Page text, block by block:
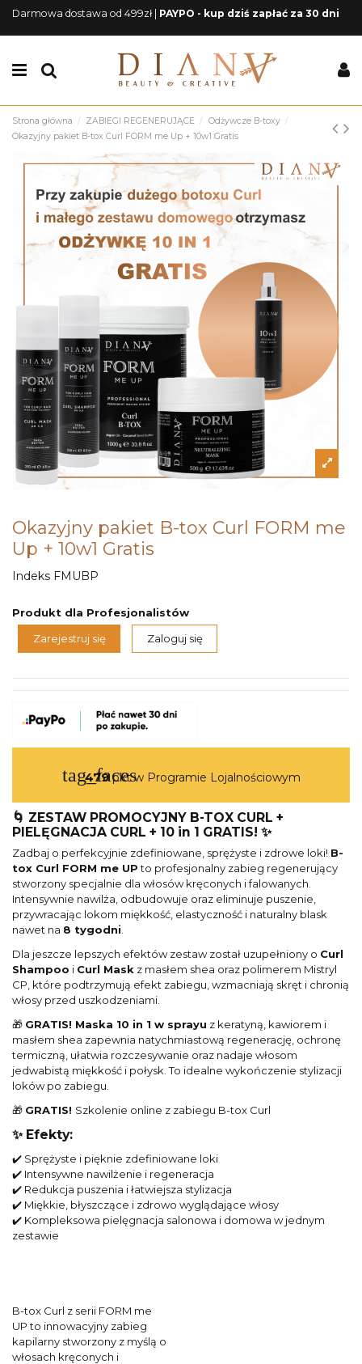
Darmowa dostawa od 499zł | PAYPO - kup dziś zapłać za 30 dni
Strona główna ZABIEGI REGENERUJĄCE
Odżywcze B-toxy
Okazyjny pakiet B-tox Curl FORM me Up + 10w1 Gratis
Okazyjny pakiet B-tox Curl FORM me
Up + 10w1 Gratis
Indeks FMUBP
Produkt dla Profesjonalistów
Zarejestruj się
Zaloguj się
tag_faces
479pkt w Programie Lojalnościowym
🌀 ZESTAW PROMOCYJNY B-TOX CURL +
PIELĘGNACJA CURL + 10 in 1 GRATIS! ✨
Zadbaj o perfekcyjnie zdefiniowane, sprężyste i zdrowe loki! B-
tox Curl FORM me UPto profesjonalny zabieg regenerujący
stworzony specjalnie dla włosów kręconych i falowanych.
Intensywnie nawilża, odbudowuje oraz eliminuje puszenie,
przywracając lokom miękkość, elastyczność i naturalny blask
nawet na 8 tygodni
Dla jeszcze lepszych efektów zestaw został uzupełniony o Curl
Shampoo i Curl Mask z masłem shea oraz polimerem Mistryl
CP, które podtrzymują efekt zabiegu, wzmacniają skręt i chronią
włosy przed uszkodzeniami.
🎁 GRATIS! Maska 10 in 1 w sprayu z keratyną, kawiorem i
masłem shea zapewnia natychmiastową regenerację, ochronę
termiczną, ułatwia rozczesywanie oraz nadaje włosom
jedwabistą miękkość i połysk. To idealne wykończenie stylizacji
loków po zabiegu.
🎁 GRATIS! Szkolenie online z zabiegu B-tox Curl
✨ Efekty:
✔️ Sprężyste i pięknie zdefiniowane loki
✔️ Intensywne nawilżenie i regeneracja
✔️ Redukcja puszenia i łatwiejsza stylizacja
✔️ Miękkie, błyszczące i zdrowo wyglądające włosy
✔️ Kompleksowa pielęgnacja salonowa i domowa w jednym
zestawie
B-tox Curl z serii FORM me
UP to innowacyjny zabieg
kapilarny stworzony z myślą o
włosach kręconych i